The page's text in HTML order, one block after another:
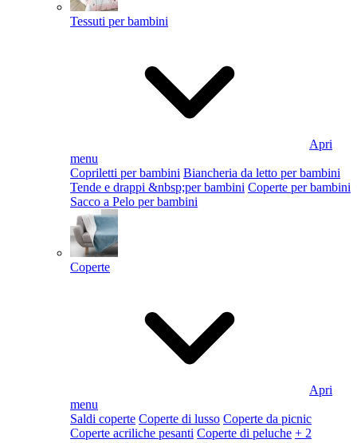
Tessuti per bambini
Apri
menu
Copriletti per bambini Biancheria da letto per bambini
Tende e drappi &nbsp;per bambini Coperte per bambini
Sacco a Pelo per bambini
Coperte
Apri
menu
Saldi coperte Coperte di lusso Coperte da picnic
Coperte acriliche pesanti Coperte di peluche + 2